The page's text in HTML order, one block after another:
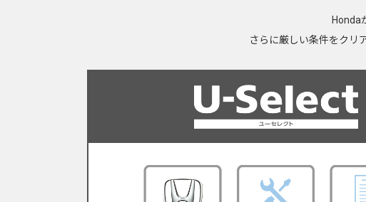
Honda
さらに厳しい条件をクリ